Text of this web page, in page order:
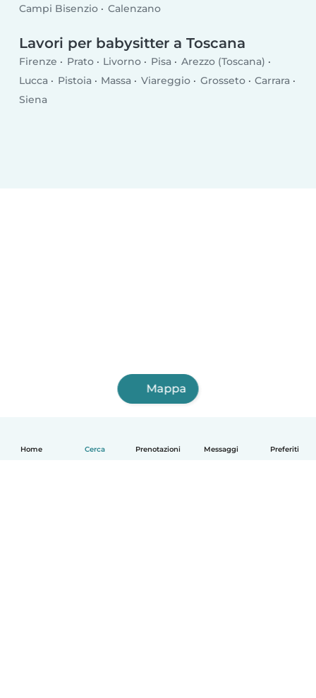
Home Cerca Prenotazioni Messaggi Preferiti
Campi Bisenzio Calenzano
Lavori per babysitter a Toscana
Firenze Prato Livorno Pisa
Arezzo (Toscana)
Lucca
Pistoia Massa Viareggio Grosseto
Carrara
Siena
Mappa